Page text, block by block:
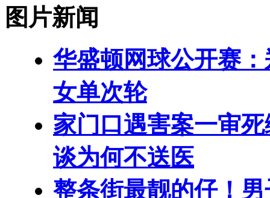
图片新闻
华盛顿网球公开赛
女单次轮
家门口遇害案一审
谈为何不送医
整条街最靓的仔！